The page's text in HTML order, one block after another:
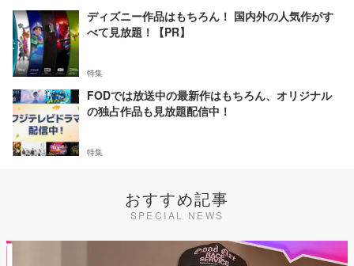
ディズニー作品はもちろん！ 国内外の人気作がす
べて見放題！【PR】
特集
FODでは放送中の最新作はもちろん、オリジナル
の独占作品も見放題配信中！
特集
おすすめ記事
SPECIAL NEWS